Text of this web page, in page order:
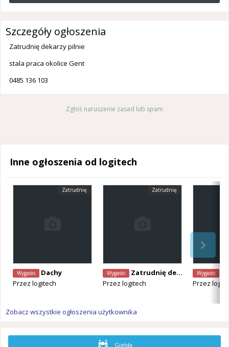
Szczegóły ogłoszenia
Zatrudnię dekarzy pilnie
stala praca okolice Gent
0485 136 103
Zgłoś naruszenie zasad lub spam
Inne ogłoszenia od logitech
Zatrudnię
Wygasło
Dachy
Przez logitech
Zatrudnię
Wygasło
Zatrudnię dekarza
Przez logitech
Wygasło
Przez
Zobacz wszystkie ogłoszenia użytkownika
Giełda